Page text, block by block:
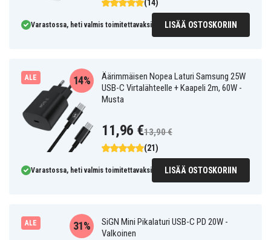
(14)
Varastossa, heti valmis toimitettavaksi LISÄÄ OSTOSKORIIN
ALE
Äärimmäisen Nopea Laturi Samsung 25W
USB-C Virtalähteelle + Kaapeli 2m, 60W -
Musta
(21)
14%
11,96 €13,90 €
Varastossa, heti valmis toimitettavaksi LISÄÄ OSTOSKORIIN
ALE
SiGN Mini Pikalaturi USB-C PD 20W -
Valkoinen
31%